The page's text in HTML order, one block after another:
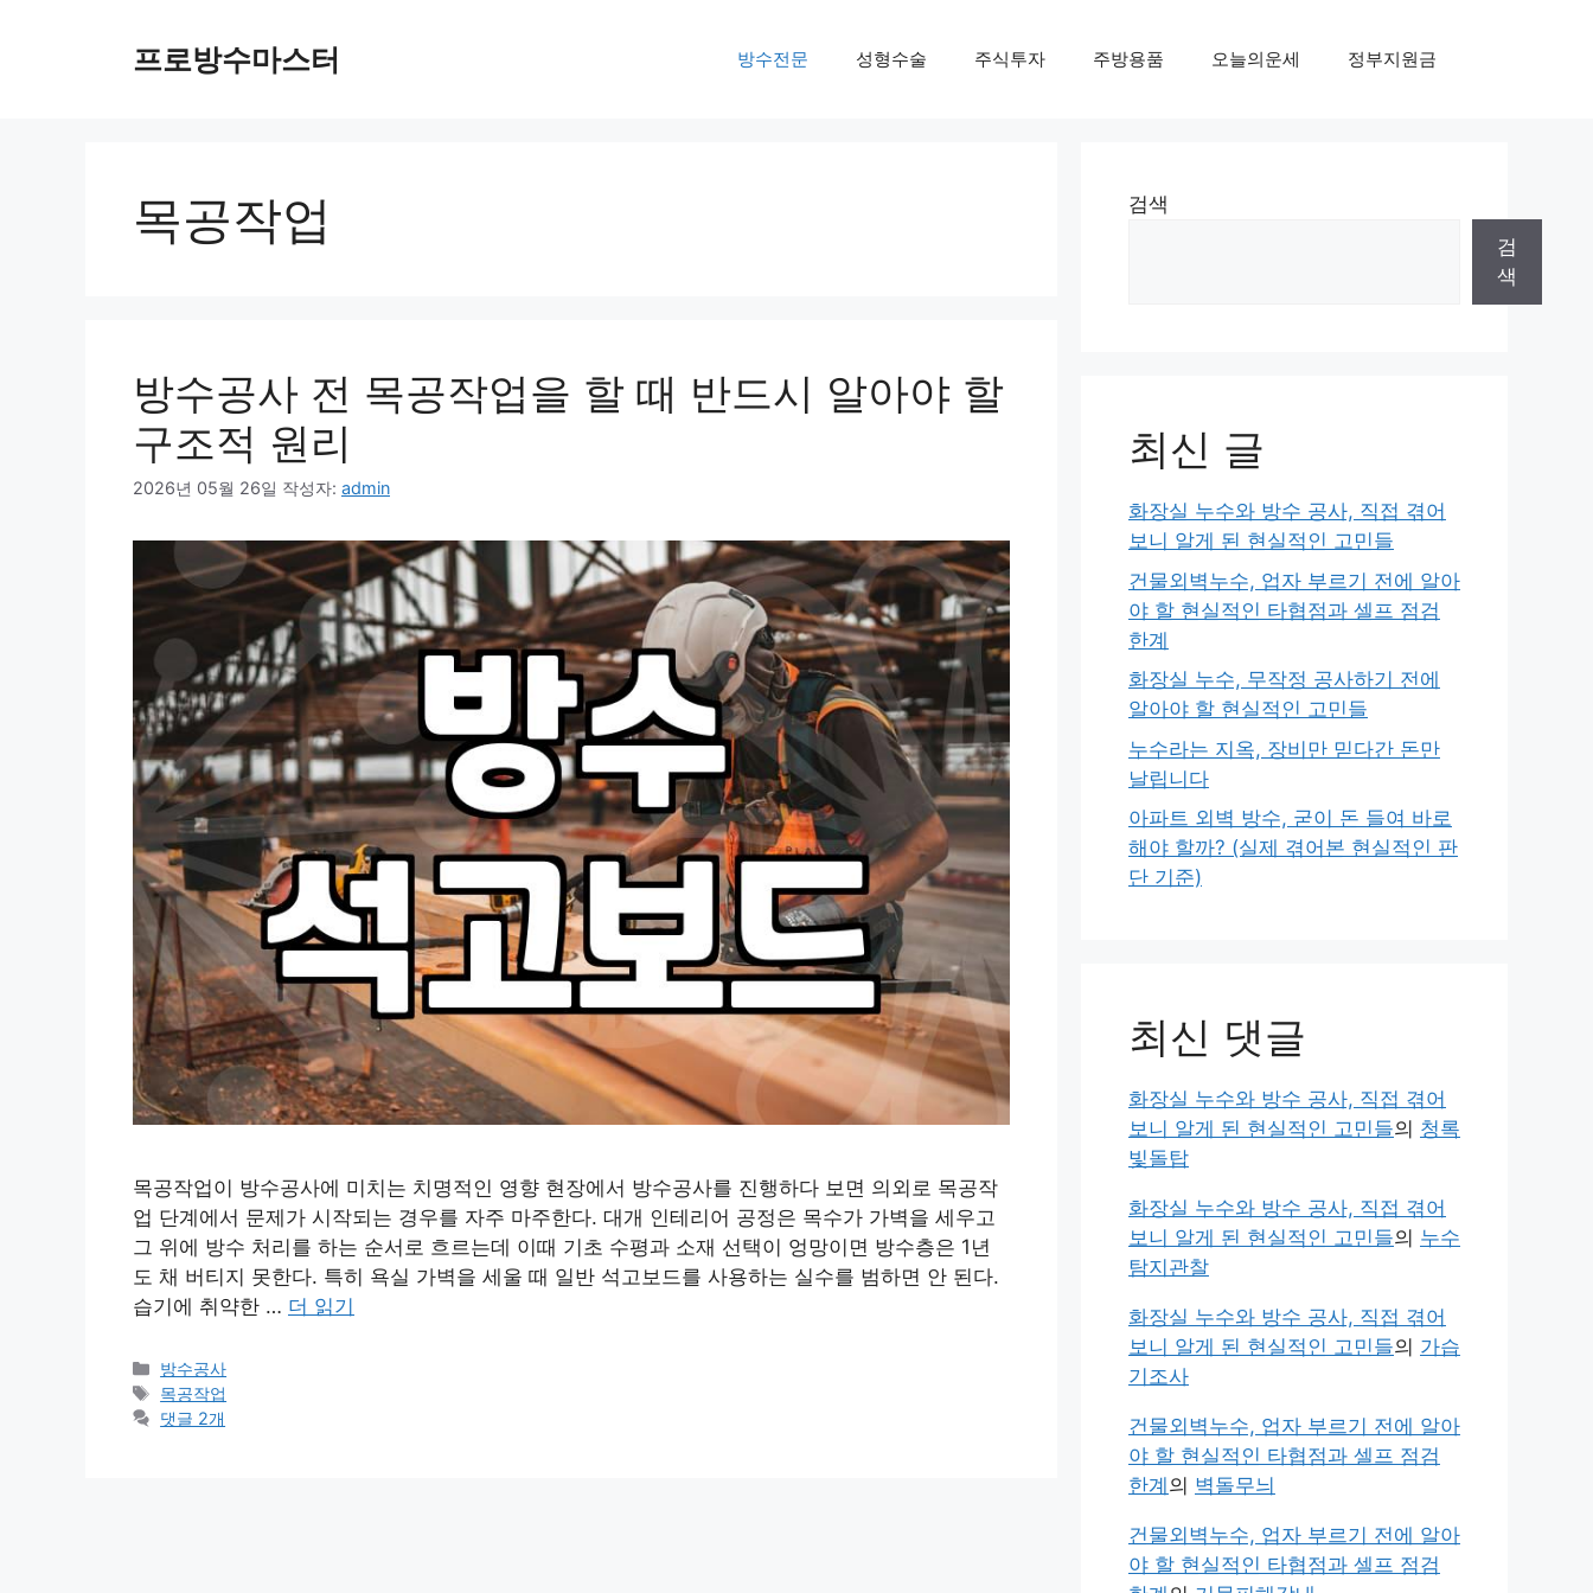
프로방수마스터 방수전문 성형수술 주식투자 주방용품 오늘의운세 정부지원금
목공작업
방수공사 전 목공작업을 할 때 반드시 알아야 할
구조적 원리
2026년 05월 26일 작성자: admin
목공작업이 방수공사에 미치는 치명적인 영향 현장에서 방수공사를 진행하다 보면 의외로 목공작
업 단계에서 문제가 시작되는 경우를 자주 마주한다. 대개 인테리어 공정은 목수가 가벽을 세우고
그 위에 방수 처리를 하는 순서로 흐르는데 이때 기초 수평과 소재 선택이 엉망이면 방수층은 1년
도 채 버티지 못한다. 특히 욕실 가벽을 세울 때 일반 석고보드를 사용하는 실수를 범하면 안 된다.
습기에 취약한 … 더 읽기
카
테
고
방수공사
태
그
목공작업
댓글 2개
검색
검
색
최신 글
화장실 누수와 방수 공사, 직접 겪어
보니 알게 된 현실적인 고민들
건물외벽누수, 업자 부르기 전에 알아
야 할 현실적인 타협점과 셀프 점검
한계
화장실 누수, 무작정 공사하기 전에
알아야 할 현실적인 고민들
누수라는 지옥, 장비만 믿다간 돈만
날립니다
아파트 외벽 방수, 굳이 돈 들여 바로
해야 할까? (실제 겪어본 현실적인 판
단 기준)
최신 댓글
화장실 누수와 방수 공사, 직접 겪어
보니 알게 된 현실적인 고민들의 청록
빛돌탑
화장실 누수와 방수 공사, 직접 겪어
보니 알게 된 현실적인 고민들의 누수
탐지관찰
화장실 누수와 방수 공사, 직접 겪어
보니 알게 된 현실적인 고민들의 가습
기조사
건물외벽누수, 업자 부르기 전에 알아
야 할 현실적인 타협점과 셀프 점검
한계 의 벽돌무늬
건물외벽누수, 업자 부르기 전에 알아
야 할 현실적인 타협점과 셀프 점검